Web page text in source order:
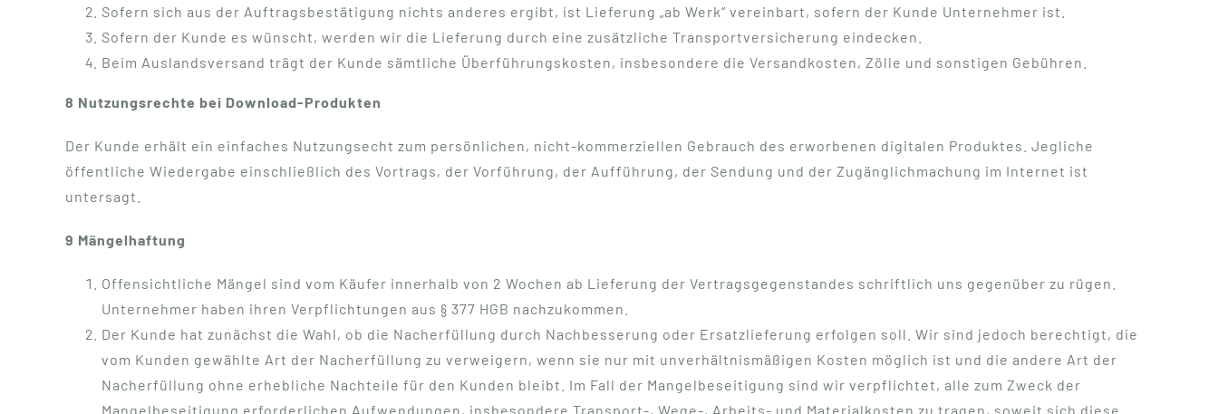
Sofern sich aus der Auftragsbestätigung nichts anderes ergibt, ist Lieferung „ab Werk“ vereinbart, sofern der Kunde Unternehmer ist.
Sofern der Kunde es wünscht, werden wir die Lieferung durch eine zusätzliche Transportversicherung eindecken.
Beim Auslandsversand trägt der Kunde sämtliche Überführungskosten, insbesondere die Versandkosten, Zölle und sonstigen Gebühren.
8 Nutzungsrechte bei Download-Produkten
Der Kunde erhält ein einfaches Nutzungsecht zum persönlichen, nicht-kommerziellen Gebrauch des erworbenen digitalen Produktes. Jegliche
öffentliche Wiedergabe einschließlich des Vortrags, der Vorführung, der Aufführung, der Sendung und der Zugänglichmachung im Internet ist
untersagt.
9 Mängelhaftung
Offensichtliche Mängel sind vom Käufer innerhalb von 2 Wochen ab Lieferung der Vertragsgegenstandes schriftlich uns gegenüber zu rügen.
Unternehmer haben ihren Verpflichtungen aus § 377 HGB nachzukommen.
Der Kunde hat zunächst die Wahl, ob die Nacherfüllung durch Nachbesserung oder Ersatzlieferung erfolgen soll. Wir sind jedoch berechtigt, die
vom Kunden gewählte Art der Nacherfüllung zu verweigern, wenn sie nur mit unverhältnismäßigen Kosten möglich ist und die andere Art der
Nacherfüllung ohne erhebliche Nachteile für den Kunden bleibt. Im Fall der Mangelbeseitigung sind wir verpflichtet, alle zum Zweck der
Mangelbeseitigung erforderlichen Aufwendungen, insbesondere Transport-, Wege-, Arbeits- und Materialkosten zu tragen, soweit sich diese